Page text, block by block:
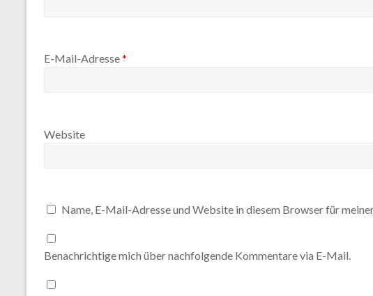
E-Mail-Adresse*
Website
Name, E-Mail-Adresse und Website in diesem Browser für
Benachrichtige mich über nachfolgende Kommentare via E-Mail.